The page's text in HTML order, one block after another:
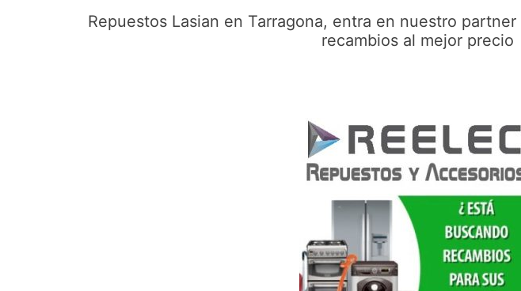
Repuestos Lasian en Tarragona, entra en nuestro
recambios al mejor precio